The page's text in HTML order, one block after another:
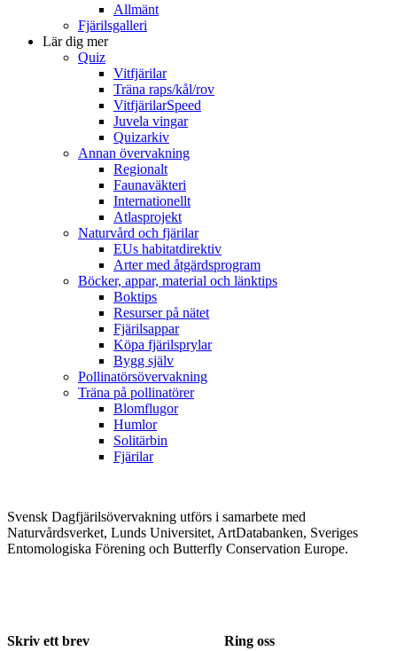
Allmänt
Fjärilsgalleri
Lär dig mer
Quiz
Vitfjärilar
Träna raps/kål/rov
VitfjärilarSpeed
Juvela vingar
Quizarkiv
Annan övervakning
Regionalt
Faunaväkteri
Internationellt
Atlasprojekt
Naturvård och fjärilar
EUs habitatdirektiv
Arter med åtgärdsprogram
Böcker, appar, material och länktips
Boktips
Resurser på nätet
Fjärilsappar
Köpa fjärilsprylar
Bygg själv
Pollinatörsövervakning
Träna på pollinatörer
Blomflugor
Humlor
Solitärbin
Fjärilar
Svensk Dagfjärilsövervakning utförs i samarbete med
Naturvårdsverket, Lunds Universitet, ArtDatabanken, Sveriges
Entomologiska Förening och Butterfly Conservation Europe.
Skriv ett brev Ring oss